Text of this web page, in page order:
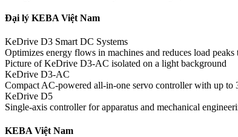
Đại lý KEBA Việt Nam
KeDrive D3 Smart DC Systems
Optimizes energy flows in machines and reduces load
Picture of KeDrive D3-AC isolated on a light background
KeDrive D3-AC
Compact AC-powered all-in-one servo controller with up to
KeDrive D5
Single-axis controller for apparatus and mechanical
KEBA Việt Nam